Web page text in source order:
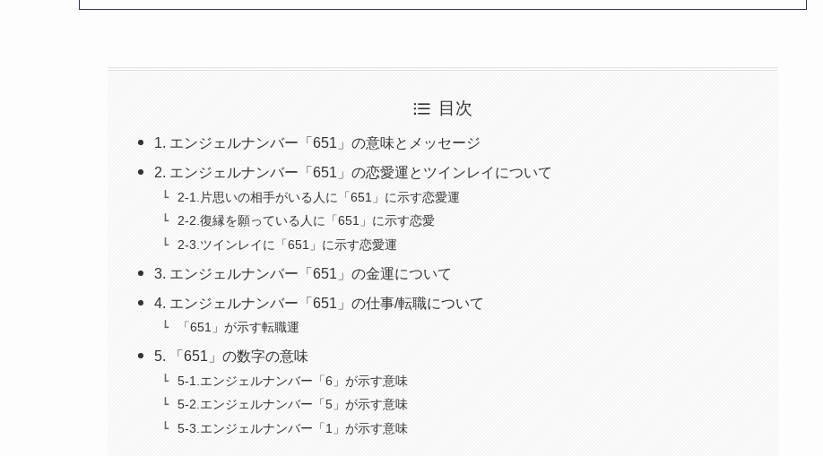
目次
1. エンジェルナンバー「651」の意味とメッセージ
2. エンジェルナンバー「651」の恋愛運とツインレイについて
2-1.片思いの相手がいる人に「651」に示す恋愛運
2-2.復縁を願っている人に「651」に示す恋愛
2-3.ツインレイに「651」に示す恋愛運
3. エンジェルナンバー「651」の金運について
4. エンジェルナンバー「651」の仕事/転職について
「651」が示す転職運
5. 「651」の数字の意味
5-1.エンジェルナンバー「6」が示す意味
5-2.エンジェルナンバー「5」が示す意味
5-3.エンジェルナンバー「1」が示す意味